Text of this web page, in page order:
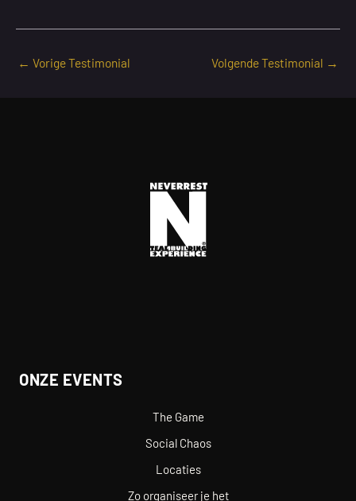
← Vorige Testimonial Volgende Testimonial →
ONZE EVENTS
The Game
Social Chaos
Locaties
Zo organiseer je het